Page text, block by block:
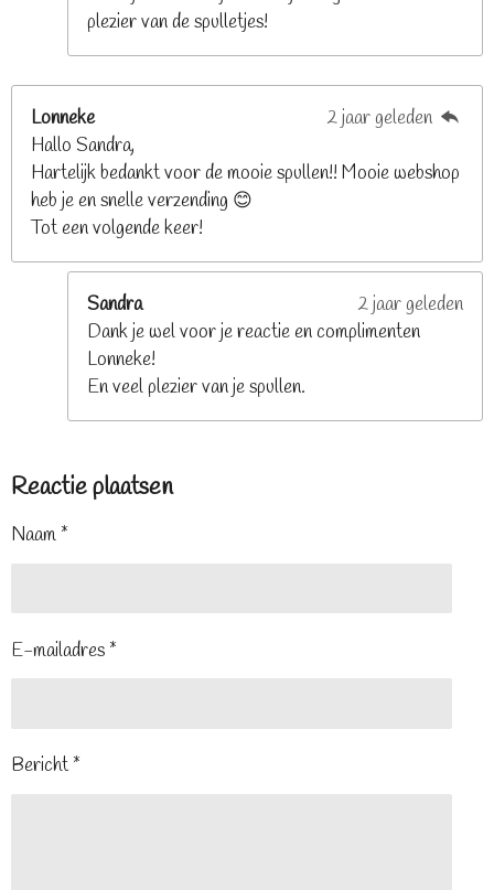
plezier van de spulletjes!
Lonneke
2 jaar geleden
Hallo Sandra,
Hartelijk bedankt voor de mooie spullen!! Mooie webshop
heb je en snelle verzending 😊
Tot een volgende keer!
Sandra
2 jaar geleden
Dank je wel voor je reactie en complimenten
Lonneke!
En veel plezier van je spullen.
Reactie plaatsen
Naam *
E-mailadres *
Bericht *